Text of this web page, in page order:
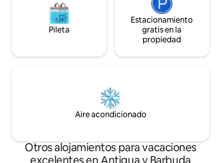
Pileta
Estacionamiento
gratis en la
propiedad
Aire acondicionado
Otros alojamientos para vacaciones
excelentes en Antigua y Barbuda